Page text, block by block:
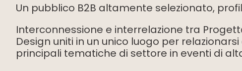
Un pubblico B2B altamente selezionato,
Interconnessione e interrelazione tra
Design uniti in un unico luogo per
principali tematiche di settore in eventi di